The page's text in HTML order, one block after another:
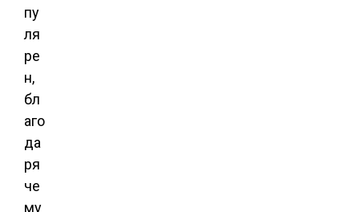
пу
ля
ре
н,
бл
аго
да
ря
че
му